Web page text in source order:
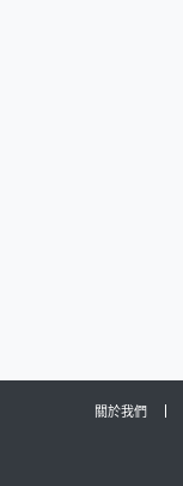
關於我們